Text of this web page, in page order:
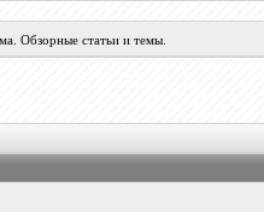
Обзорные статьи и темы.